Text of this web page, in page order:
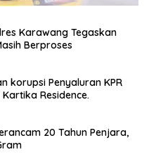
Karawang Tegaskan
Berproses
korupsi Penyaluran KPR
Residence.
20 Tahun Penjara,